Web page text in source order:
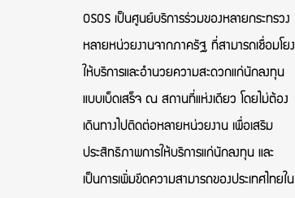
OSOS เป็นศูนย์บริการร่วมของหลายกระทรวง
หลายหน่วยงานจากภาครัฐ ที่สามารถเชื่อมโยง
ให้บริการและอำนวยความสะดวกแก่นักลงทุน
แบบเบ็ดเสร็จ ณ สถานที่แห่งเดียว โดยไม่ต้อง
เดินทางไปติดต่อหลายหน่วยงาน เพื่อเสริม
ประสิทธิภาพการให้บริการแก่นักลงทุน และ
เป็นการเพิ่มขีดความสามารถของประเทศไทยใน